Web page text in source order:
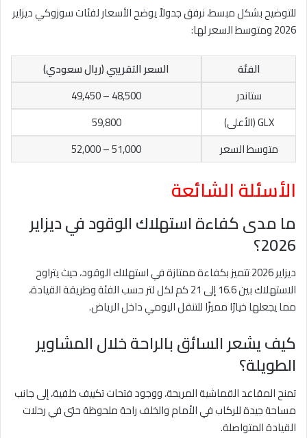
للتوضيح بشكل مبسط، نرفق جدولاً يوضح الأسعار لفئات سوزوكي ديزاير
2026 ومتوسط السعر لها:
الفئة
السعر التقريبي (ريال سعودي)
ستاندر
48,500 – 49,450
GLX (الأعلى)
59,800
متوسط السعر
51,000 – 52,000
الأسئلة الشائعة
ما مدى كفاءة استهلاك الوقود في ديزاير
2026؟
ديزاير 2026 تتميز بكفاءة ممتازة في استهلاك الوقود، حيث يتراوح
الاستهلاك بين 16.6 إلى 21 كم لكل لتر حسب الفئة وطريقة القيادة،
مما يجعلها خيارًا مميزًا للتنقل اليومي داخل الرياض.
كيف يشعر السائق بالراحة خلال المشاوير
الطويلة؟
تمنح المقاعد القماشية المريحة، ووجود فتحات تكييف خلفية، إلى جانب
مساحة جيدة للركاب في الأمام والخلف راحة ملحوظة حتى في رحلات
القيادة المتواصلة.